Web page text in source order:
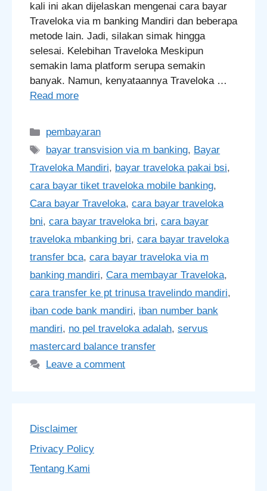
kali ini akan dijelaskan mengenai cara bayar
Traveloka via m banking Mandiri dan beberapa
metode lain. Jadi, silakan simak hingga
selesai. Kelebihan Traveloka Meskipun
semakin lama platform serupa semakin
banyak. Namun, kenyataannya Traveloka …
Read more
Categories
pembayaran
Tags
bayar transvision via m banking, Bayar
Traveloka Mandiri, bayar traveloka pakai bsi,
cara bayar tiket traveloka mobile banking,
Cara bayar Traveloka, cara bayar traveloka
bni, cara bayar traveloka bri, cara bayar
traveloka mbanking bri, cara bayar traveloka
transfer bca, cara bayar traveloka via m
banking mandiri, Cara membayar Traveloka,
cara transfer ke pt trinusa travelindo mandiri,
iban code bank mandiri, iban number bank
mandiri, no pel traveloka adalah, servus
mastercard balance transfer
Leave a comment
Disclaimer
Privacy Policy
Tentang Kami